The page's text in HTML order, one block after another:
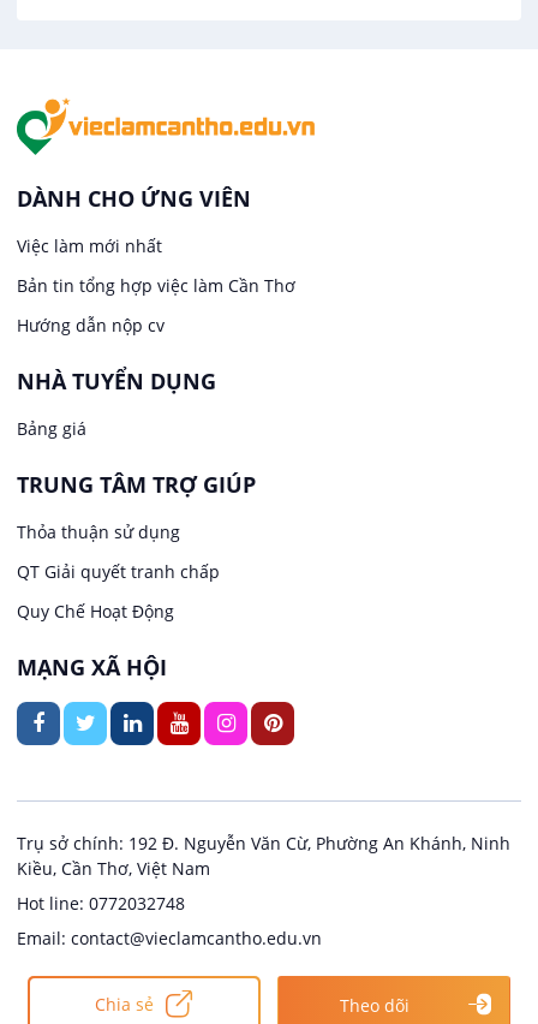
Chia sẻ Theo dõi
In ấn / Xuất bản
Kế toán
Lái xe
Lao Động Phổ Thông
Lễ tân
May mặc
Ngân hàng
Nhà hàng / Khách sạn
Thủy Sản
Quản lý chất lượng (QA/QC)
Việc làm tại An Bình
Việc làm tại Long Tuyền
Việc làm tại Hưng Phú
Việc làm tại Phước Thới
Việc làm tại Thới Long
Việc làm tại Trung Nhất
Việc làm tại Thuận Hưng
Việc làm tại Vị Thanh
Việc làm tại Long Phú 1
Việc làm tại Đại Thành
Việc làm tại Ngã Bảy
DÀNH CHO ỨNG VIÊN
Việc làm mới nhất
Bản tin tổng hợp việc làm Cần Thơ
Hướng dẫn nộp cv
NHÀ TUYỂN DỤNG
Bảng giá
TRUNG TÂM TRỢ GIÚP
Thỏa thuận sử dụng
QT Giải quyết tranh chấp
Quy Chế Hoạt Động
MẠNG XÃ HỘI
Trụ sở chính: 192 Đ. Nguyễn Văn Cừ, Phường An Khánh, Ninh
Kiều, Cần Thơ, Việt Nam
Hot line: 0772032748
Email: contact@vieclamcantho.edu.vn
Copyright @ 2024Việc làm Cần Thơ